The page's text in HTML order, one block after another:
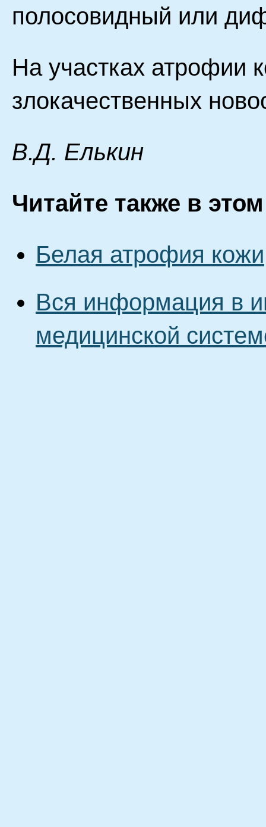
полосовидный или
На участках атрофии
злокачественных
B.Д. Eлькин
Читайте также в
Белая атрофия кожи
Вся информация в
медицинской